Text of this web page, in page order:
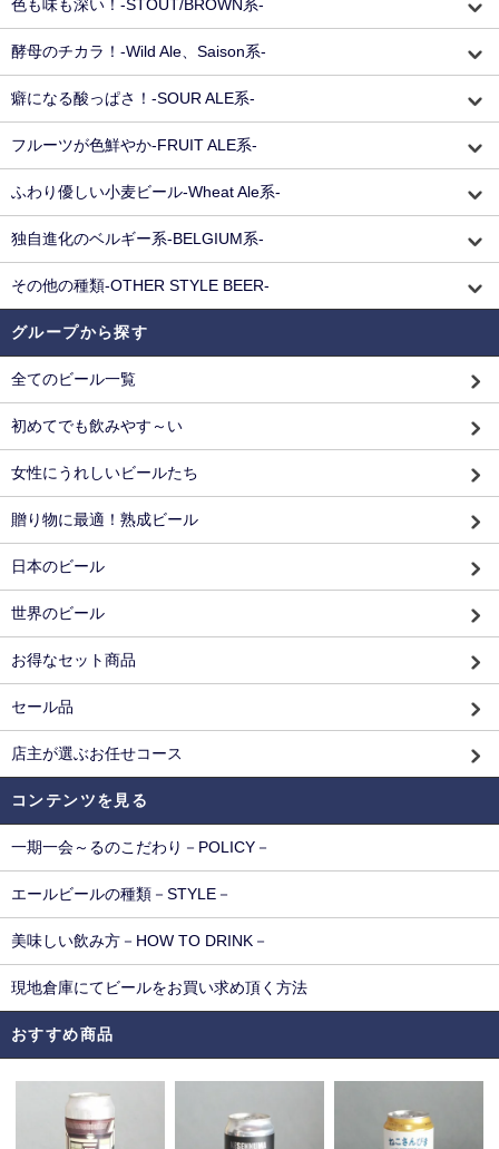
色も味も深い！-STOUT/BROWN系-
酵母のチカラ！-Wild Ale、Saison系-
癖になる酸っぱさ！-SOUR ALE系-
フルーツが色鮮やか-FRUIT ALE系-
ふわり優しい小麦ビール-Wheat Ale系-
独自進化のベルギー系-BELGIUM系-
その他の種類-OTHER STYLE BEER-
グループから探す
全てのビール一覧
初めてでも飲みやす～い
女性にうれしいビールたち
贈り物に最適！熟成ビール
日本のビール
世界のビール
お得なセット商品
セール品
店主が選ぶお任せコース
コンテンツを見る
一期一会～るのこだわり－POLICY－
エールビールの種類－STYLE－
美味しい飲み方－HOW TO DRINK－
現地倉庫にてビールをお買い求め頂く方法
おすすめ商品